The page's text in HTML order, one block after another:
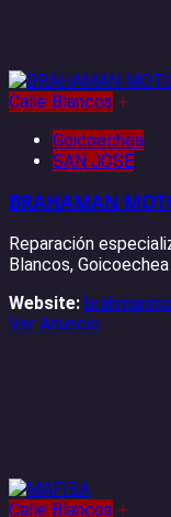
Calle Blancos +
Goicoechea
SAN JOSÉ
BRAHAMAN
Reparación
Blancos, Goicoechea
Website:
Ver Anuncio
Calle Blancos +